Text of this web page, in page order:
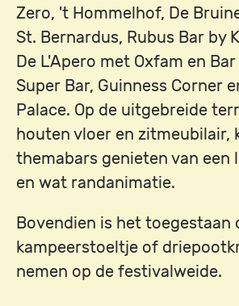
Zero, 't Hommelhof, De
St. Bernardus, Rubus Bar by
De L'Apero met Oxfam en Bar
Super Bar, Guinness Corner
Palace. Op de uitgebreide
houten vloer en zitmeubilair,
themabars genieten van een
en wat randanimatie.
Bovendien is het toegestaan
kampeerstoeltje of
nemen op de festivalweide.